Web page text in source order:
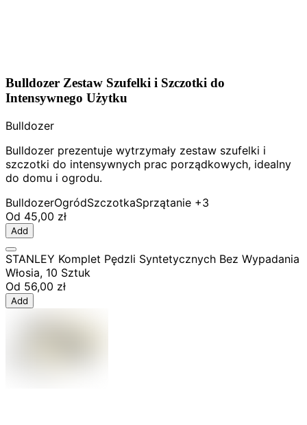
Bulldozer Zestaw Szufelki i Szczotki do
Intensywnego Użytku
Bulldozer
Bulldozer prezentuje wytrzymały zestaw szufelki i
szczotki do intensywnych prac porządkowych, idealny
do domu i ogrodu.
BulldozerOgródSzczotkaSprzątanie +3
Od 45,00 zł
Add
STANLEY Komplet Pędzli Syntetycznych Bez Wypadania
Włosia, 10 Sztuk
Od 56,00 zł
Add